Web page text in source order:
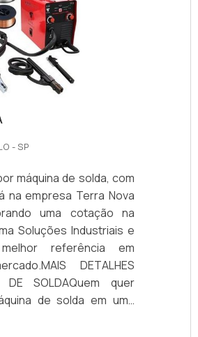
- SP
máquina de solda, com
na empresa Terra Nova
uma cotação na
Soluções Industriais e
referência em
DETALHES
DE SOLDAQuem quer
de solda em uma
chega até a Terra Nova